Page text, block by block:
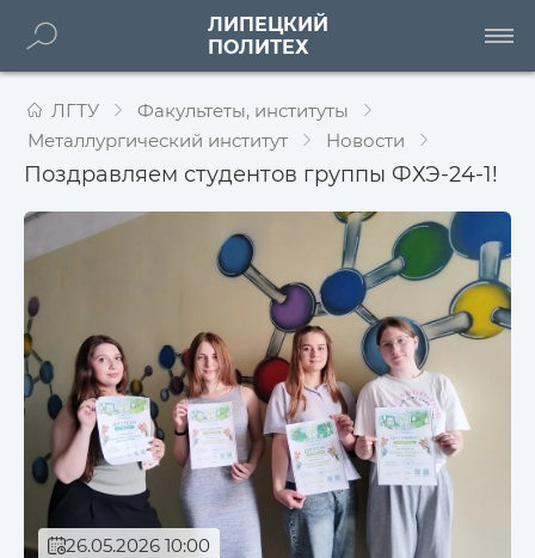
ЛГТУ
Факультеты, институты
Металлургический институт
Новости
Поздравляем студентов группы ФХЭ-24-1!
26.05.2026 10:00
ЛИПЕЦКИЙ
ПОЛИТЕХ